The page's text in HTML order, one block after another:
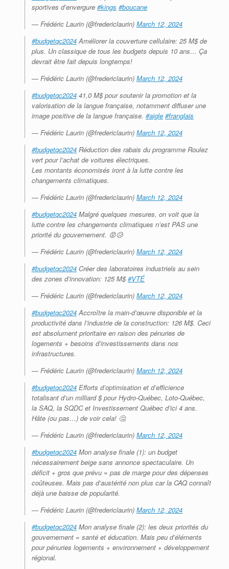
sportives d’envergure #kings #boucane
— Frédéric Laurin (@fredericlaurin) March 12, 2024
#budgetqc2024Améliorer la couverture cellulaire: 25 M$ de
plus. Un classique de tous les budgets depuis 10 ans… Ça
devrait être fait depuis longtemps!
— Frédéric Laurin (@fredericlaurin) March 12, 2024
#budgetqc2024 41,0 M$ pour soutenir la promotion et la
valorisation de la langue française, notamment diffuser une
image positive de la langue française. #aigle #franglais
— Frédéric Laurin (@fredericlaurin) March 12, 2024
#budgetqc2024 Réduction des rabais du programme Roulez
vert pour l’achat de voitures électriques.
Les montants économisés iront à la lutte contre les
changements climatiques.
— Frédéric Laurin (@fredericlaurin) March 12, 2024
#budgetqc2024 Malgré quelques mesures, on voit que la
lutte contre les changements climatiques n’est PAS une
priorité du gouvernement. 😡😥
— Frédéric Laurin (@fredericlaurin) March 12, 2024
#budgetqc2024 Créer des laboratoires industriels au sein
des zones d’innovation: 125 M$#VTÉ
— Frédéric Laurin (@fredericlaurin) March 12, 2024
#budgetqc2024Accroître la main-d’œuvre disponible et la
productivité dans l’industrie de la construction: 126 M$. Ceci
est absolument prioritaire en raison des pénuries de
logements + besoins d’investissements dans nos
infrastructures.
— Frédéric Laurin (@fredericlaurin) March 12, 2024
#budgetqc2024 Efforts d’optimisation et d’efficience
totalisant d’un milliard $ pour Hydro-Québec, Loto-Québec,
la SAQ, la SQDC et Investissement Québec d’ici 4 ans.
Hâte (ou pas…) de voir cela! 🤔
— Frédéric Laurin (@fredericlaurin) March 12, 2024
#budgetqc2024 Mon analyse finale (1): un budget
nécessairement beige sans annonce spectaculaire. Un
déficit + gros que prévu = pas de marge pour des dépenses
coûteuses. Mais pas d’austérité non plus car la CAQ connaît
déjà une baisse de popularité.
— Frédéric Laurin (@fredericlaurin) March 12, 2024
#budgetqc2024 Mon analyse finale (2): les deux priorités du
gouvernement = santé et éducation. Mais peu d’éléments
pour pénuries logements + environnement + développement
régional.